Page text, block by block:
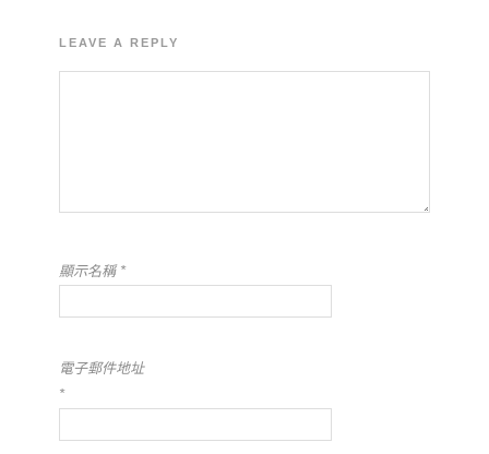
LEAVE A REPLY
顯示名稱 *
電子郵件地址
*